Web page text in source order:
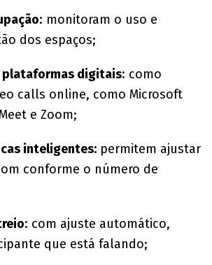
: monitoram o uso e
dos espaços;
plataformas digitais: como
calls online, como Microsoft
e Zoom;
inteligentes: permitem ajustar
conforme o número de
: com ajuste automático,
que está falando;